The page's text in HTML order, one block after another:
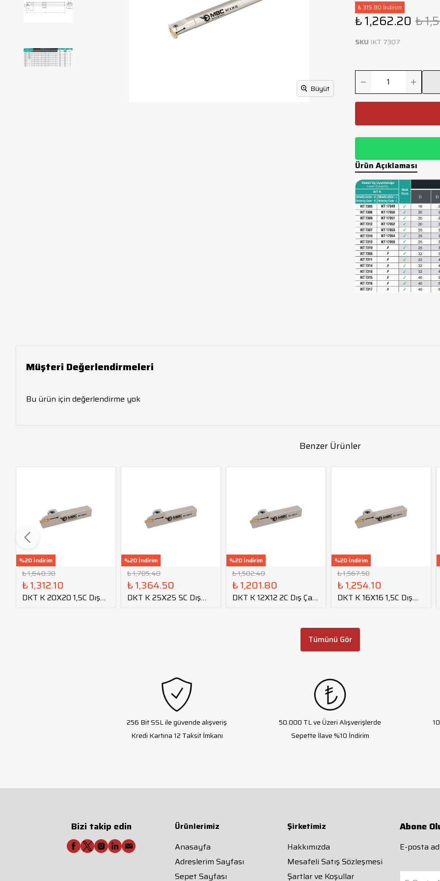
Büyüt
₺ 315.80 İndirim
₺ 1,262.20 ₺
SKU IKT 7307
Ürün Açıklaması
Müşteri Değerlendirmeleri
Bu ürün için değerlendirme yok
Benzer Ürünler
%20 İndirim
₺ 1,640.30
₺ 1,312.10
DKT K 20X20 1,5C Dış
%20 İndirim
₺ 1,705.40
₺ 1,364.50
DKT K 25X25 5C Dış
%20 İndirim
₺ 1,502.40
₺ 1,201.80
DKT K 12X12 2C Dış Çap
%20 İndirim
₺ 1,567.50
₺ 1,254.10
DKT K 16X16 1,5C Dış
Tümünü Gör
256 Bit SSL ile güvende alışveriş
Kredi Kartına 12 Taksit İmkanı
50.000 TL ve Üzeri Alışverişlerde
Sepette İlave %10 İndirim
Bizi takip edin
Ürünlerimiz
Anasayfa
Adreslerim Sayfası
Sepet Sayfası
Şirketimiz
Hakkımızda
Mesafeli Satış Sözleşmesi
Şartlar ve Koşullar
Abone
E-posta